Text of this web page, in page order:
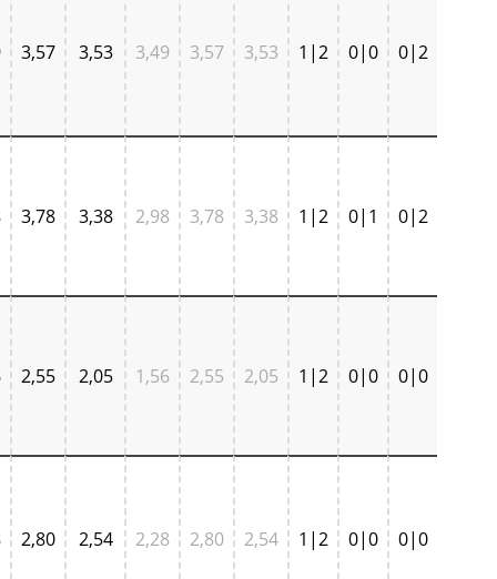
3,57 3,53 3,49 3,57 3,53 1|2 0|0 0|2
3,78 3,38 2,98 3,78 3,38 1|2 0|1 0|2
2,55 2,05 1,56 2,55 2,05 1|2 0|0 0|0
2,80 2,54 2,28 2,80 2,54 1|2 0|0 0|0